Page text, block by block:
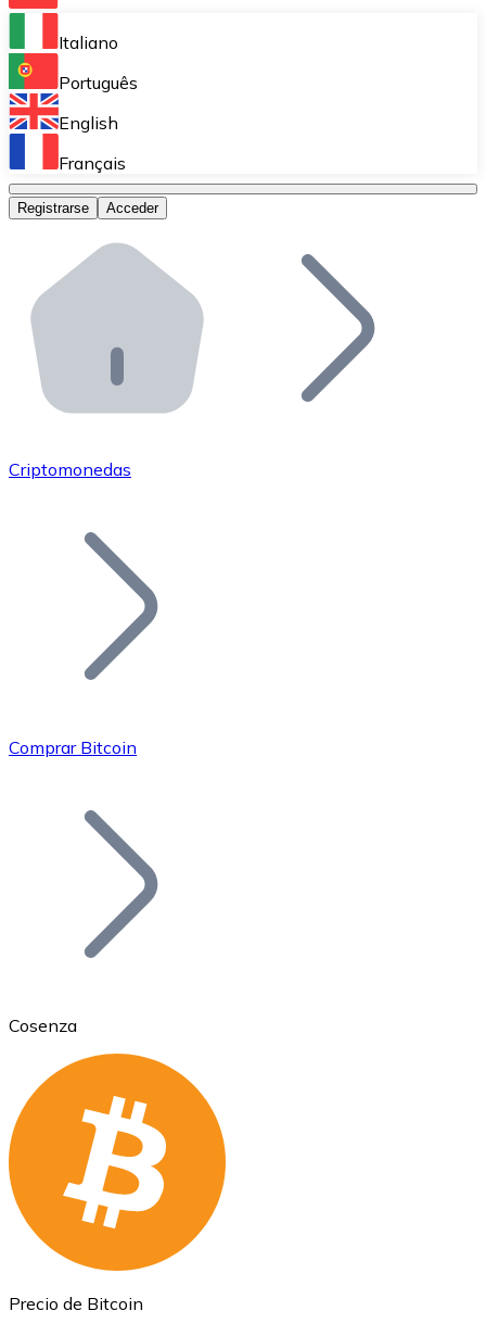
Bitnovo Ramp
Integra nuestra solución en tu plataforma.
Bitnovo Giftcards
Bitnovo OTC
Bitnovo ATM
Integra un ATM Bitnovo en tu negocio y permite que
Bitnovo API
Integra nuestra API en tu ecosistema.
Únete a nuestra red de distribuidores.
Añade tu proyecto a nuestro ecosistema.
Bitcoin
Ethereum
ETH
Italiano
Português
English
Français
Registrarse Acceder
Criptomonedas
Comprar Bitcoin
Cosenza
Precio de Bitcoin